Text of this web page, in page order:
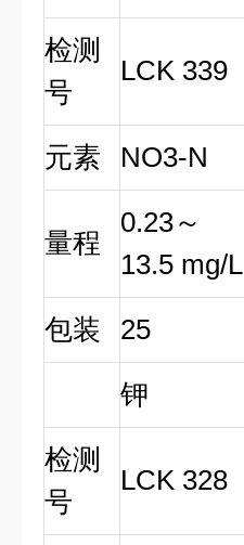
检测
号
LCK 339
元素 NO3-N
量程
0.23～
13.5 mg/L
包装
25
钾
检测
号
LCK 328